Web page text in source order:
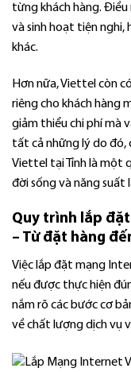
từng khách hàng.
và sinh hoạt tiện nghi,
khác.
Hơn nữa, Viettel còn
riêng cho khách hàng
giảm thiểu chi phí mà
tất cả những lý do đó,
Viettel tại Tỉnh là một
đời sống và năng suất
Quy trình lắp
– Từ đặt hàng
Việc lắp đặt mạng
nếu được thực hiện
nắm rõ các bước cơ
về chất lượng dịch vụ